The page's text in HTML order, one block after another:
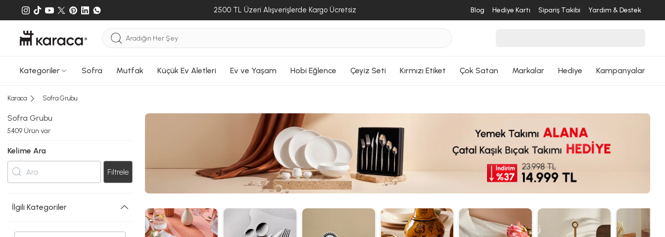
2500 TL Üzeri Alışverişlerde Kargo Ücretsiz Blog Hediye Kartı Sipariş Takibi Yardım & Destek
Kategoriler Sofra Mutfak Küçük Ev Aletleri Ev ve Yaşam Hobi Eğlence Çeyiz Seti Kırmızı Etiket Çok Satan Markalar Hediye Kampanyalar
Karaca Sofra Grubu
Sofra Grubu
5409 Ürün var
Kelime Ara
Filtrele
İlgili Kategoriler